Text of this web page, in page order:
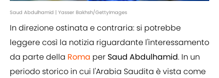
Saud Abdulhamid | Yasser Bakhsh/GettyImages
In direzione ostinata e contraria: si potrebbe
leggere così la notizia riguardante l'interessamento
da parte della Roma per Saud Abdulhamid. In un
periodo storico in cui l'Arabia Saudita è vista come